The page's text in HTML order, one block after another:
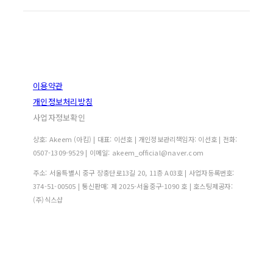
이용약관
개인정보처리방침
사업자정보확인
상호: Akeem (아킴) | 대표: 이선호 | 개인정보관리책임자: 이선호 | 전화:
0507-1309-9529 | 이메일: akeem_official@naver.com
주소: 서울특별시 중구 장충단로13길 20, 11층 A03호 | 사업자등록번호:
374-51-00505 | 통신판매: 제 2025-서울중구-1090 호 | 호스팅제공자:
(주)식스샵